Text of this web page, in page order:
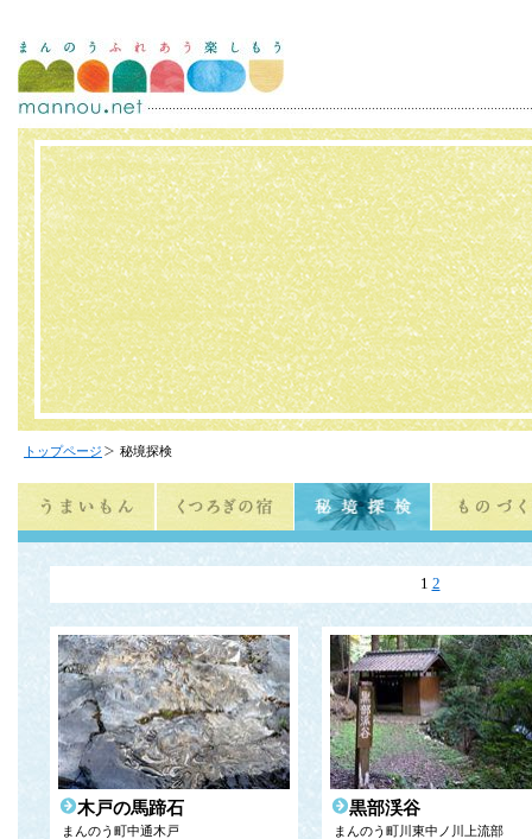
トップページ 秘境探検
1 2
木戸の馬蹄石
まんのう町中通木戸
黒部渓谷
まんのう町川東中ノ川上流部